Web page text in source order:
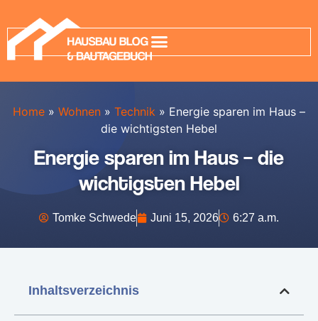
Home » Wohnen » Technik » Energie sparen im Haus –
die wichtigsten Hebel
Energie sparen im Haus – die
wichtigsten Hebel
Tomke Schwede Juni 15, 2026 6:27 a.m.
Inhaltsverzeichnis